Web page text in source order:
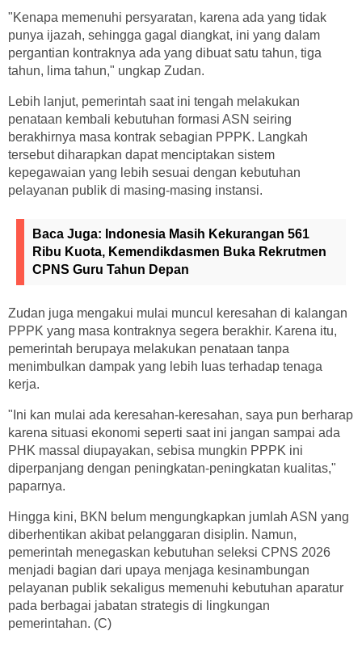
"Kenapa memenuhi persyaratan, karena ada yang tidak
punya ijazah, sehingga gagal diangkat, ini yang dalam
pergantian kontraknya ada yang dibuat satu tahun, tiga
tahun, lima tahun," ungkap Zudan.
Lebih lanjut, pemerintah saat ini tengah melakukan
penataan kembali kebutuhan formasi ASN seiring
berakhirnya masa kontrak sebagian PPPK. Langkah
tersebut diharapkan dapat menciptakan sistem
kepegawaian yang lebih sesuai dengan kebutuhan
pelayanan publik di masing-masing instansi.
Baca Juga: Indonesia Masih Kekurangan 561
Ribu Kuota, Kemendikdasmen Buka Rekrutmen
CPNS Guru Tahun Depan
Zudan juga mengakui mulai muncul keresahan di kalangan
PPPK yang masa kontraknya segera berakhir. Karena itu,
pemerintah berupaya melakukan penataan tanpa
menimbulkan dampak yang lebih luas terhadap tenaga
kerja.
"Ini kan mulai ada keresahan-keresahan, saya pun berharap
karena situasi ekonomi seperti saat ini jangan sampai ada
PHK massal diupayakan, sebisa mungkin PPPK ini
diperpanjang dengan peningkatan-peningkatan kualitas,"
paparnya.
Hingga kini, BKN belum mengungkapkan jumlah ASN yang
diberhentikan akibat pelanggaran disiplin. Namun,
pemerintah menegaskan kebutuhan seleksi CPNS 2026
menjadi bagian dari upaya menjaga kesinambungan
pelayanan publik sekaligus memenuhi kebutuhan aparatur
pada berbagai jabatan strategis di lingkungan
pemerintahan. (C)